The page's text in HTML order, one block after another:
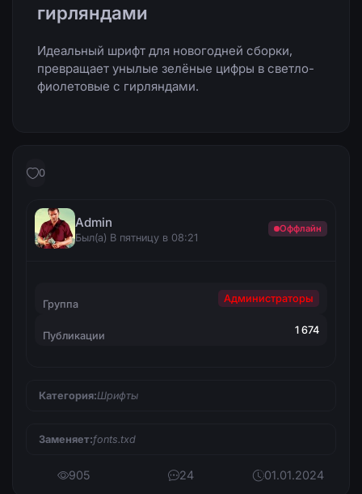
гирляндами
Идеальный шрифт для новогодней сборки,
превращает унылые зелёные цифры в светло-
фиолетовые с гирляндами.
0
Admin
Был(а) В пятницу в 08:21
Оффлайн
Группа Администраторы
Публикации 1 674
Категория:Шрифты
Заменяет:fonts.txd
905 24 01.01.2024